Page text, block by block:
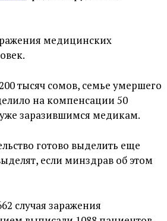
медицинских
тысяч сомов, семье умершего
на компенсации 50
заразившимся медикам.
готово выделить еще
если минздрав об этом
случая заражения